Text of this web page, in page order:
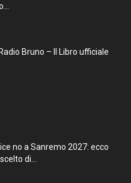
Bruno – Il Libro ufficiale
no a Sanremo 2027: ecco
di...